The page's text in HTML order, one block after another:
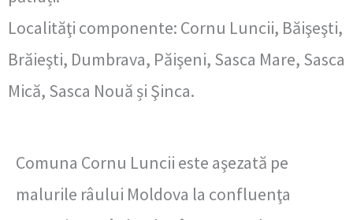
Localităţi componente: Cornu Luncii, Băişeşti,
Brăieşti, Dumbrava, Păişeni, Sasca Mare, Sasca
Mică, Sasca Nouă și Şinca.
Comuna Cornu Luncii este aşezată pe
malurile râului Moldova la confluenţa